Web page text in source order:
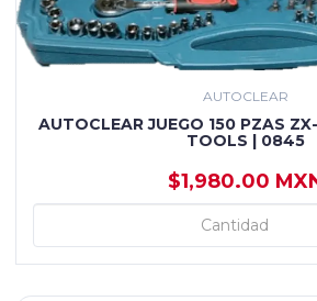
AUTOCLEAR
AUTOCLEAR JUEGO 150 PZAS
TOOLS | 0845
$1,980.00
+ AGREGAR